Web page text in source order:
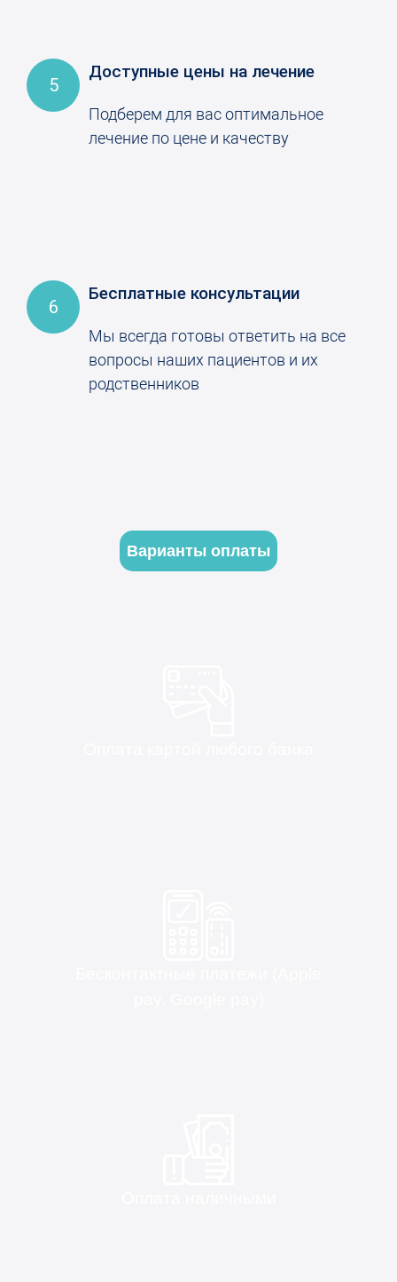
5
Доступные цены на лечение
Подберем для вас оптимальное
лечение по цене и качеству
6
Бесплатные консультации
Мы всегда готовы ответить на все
вопросы наших пациентов и их
родственников
Варианты оплаты